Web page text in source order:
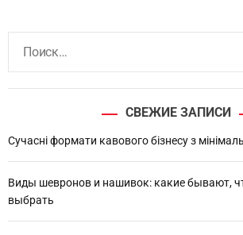
:
СВЕЖИЕ ЗАПИСИ
Сучасні формати кавового бізнесу з
Виды шевронов и нашивок: какие бывают,
выбрать